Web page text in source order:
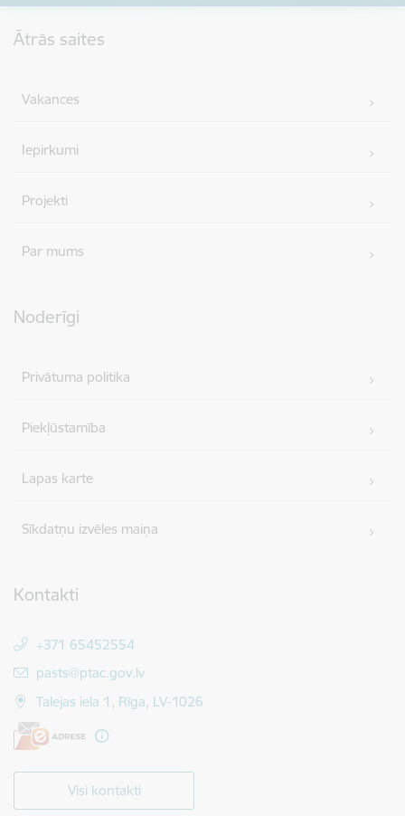
Ātrās saites
Vakances
Iepirkumi
Projekti
Par mums
Noderīgi
Privātuma politika
Piekļūstamība
Lapas karte
Sīkdatņu izvēles maiņa
Kontakti
+371 65452554
E-pasts:
pasts@ptac.gov.lv
Talejas iela 1, Rīga, LV-1026
Visi kontakti